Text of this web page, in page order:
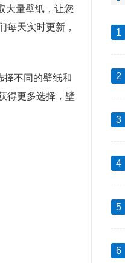
大量壁纸，让您
每天实时更新，
择不同的壁纸和
得更多选择，壁
1
2
3
4
5
6